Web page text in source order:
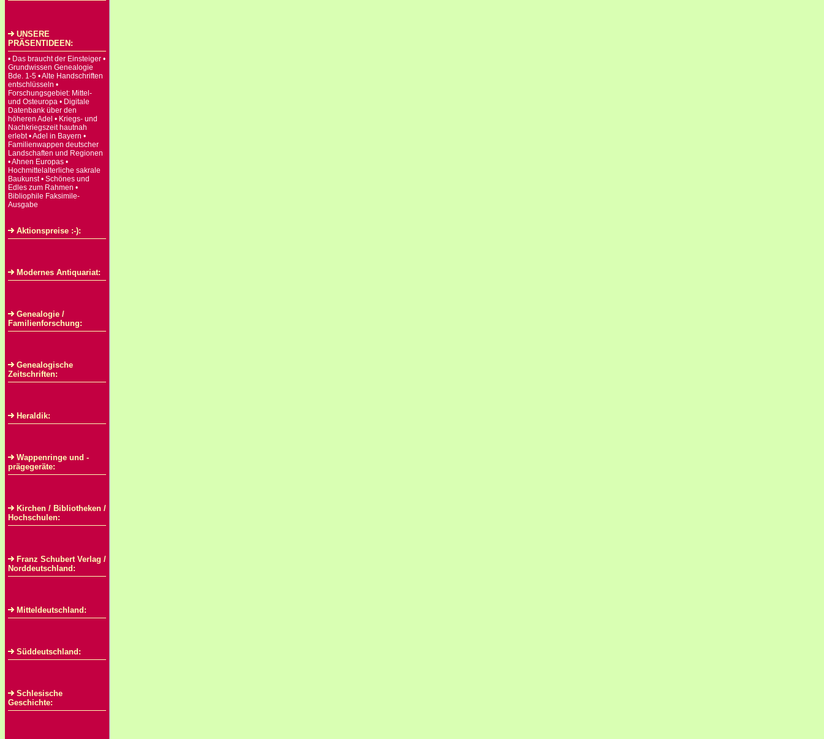
UNSERE
PRÄSENTIDEEN:
• Das braucht der Einsteiger •
Grundwissen Genealogie
Bde. 1-5 • Alte Handschriften
entschlüsseln •
Forschungsgebiet: Mittel-
und Osteuropa • Digitale
Datenbank über den
höheren Adel • Kriegs- und
Nachkriegszeit hautnah
erlebt • Adel in Bayern •
Familienwappen deutscher
Landschaften und Regionen
• Ahnen Europas •
Hochmittelalterliche sakrale
Baukunst • Schönes und
Edles zum Rahmen •
Bibliophile Faksimile-
Ausgabe
Aktionspreise :-):
Modernes Antiquariat:
Genealogie /
Familienforschung:
Genealogische
Zeitschriften:
Heraldik:
Wappenringe und -
prägegeräte:
Kirchen / Bibliotheken /
Hochschulen:
Franz Schubert Verlag /
Norddeutschland:
Mitteldeutschland:
Süddeutschland:
Schlesische
Geschichte: